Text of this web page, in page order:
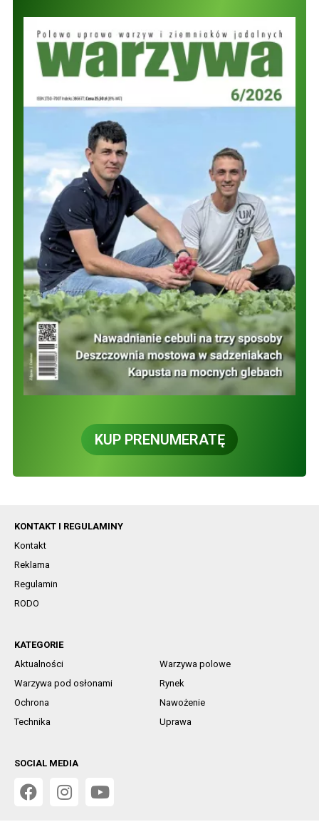
KUP PRENUMERATĘ
KONTAKT I REGULAMINY
Kontakt
Reklama
Regulamin
RODO
KATEGORIE
Aktualności
Warzywa polowe
Warzywa pod osłonami
Rynek
Ochrona
Nawożenie
Technika
Uprawa
SOCIAL MEDIA